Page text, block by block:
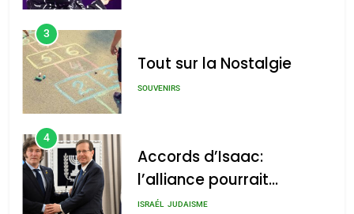
3
Tout sur la Nostalgie
SOUVENIRS
4
Accords d’Isaac:
l’alliance pourrait
s’étendre à 13 pays
ISRAÉL JUDAISME